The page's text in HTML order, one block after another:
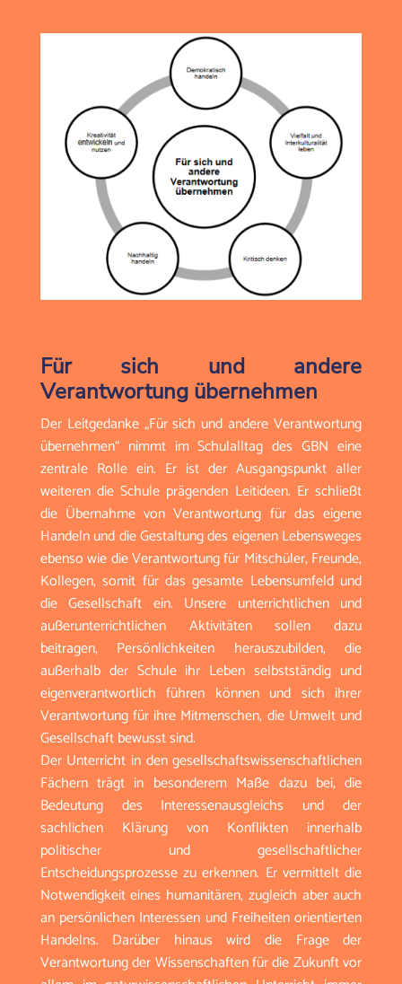
Für sich und andere
Verantwortung übernehmen
Der Leitgedanke „Für sich und andere Verantwortung
übernehmen“ nimmt im Schulalltag des GBN eine
zentrale Rolle ein. Er ist der Ausgangspunkt aller
weiteren die Schule prägenden Leitideen. Er schließt
die Übernahme von Verantwortung für das eigene
Handeln und die Gestaltung des eigenen Lebensweges
ebenso wie die Verantwortung für Mitschüler, Freunde,
Kollegen, somit für das gesamte Lebensumfeld und
die Gesellschaft ein. Unsere unterrichtlichen und
außerunterrichtlichen Aktivitäten sollen dazu
beitragen, Persönlichkeiten herauszubilden, die
außerhalb der Schule ihr Leben selbstständig und
eigenverantwortlich führen können und sich ihrer
Verantwortung für ihre Mitmenschen, die Umwelt und
Gesellschaft bewusst sind.
Der Unterricht in den gesellschaftswissenschaftlichen
Fächern trägt in besonderem Maße dazu bei, die
Bedeutung des Interessenausgleichs und der
sachlichen Klärung von Konflikten innerhalb
politischer und gesellschaftlicher
Entscheidungsprozesse zu erkennen. Er vermittelt die
Notwendigkeit eines humanitären, zugleich aber auch
an persönlichen Interessen und Freiheiten orientierten
Handelns. Darüber hinaus wird die Frage der
Verantwortung der Wissenschaften für die Zukunft vor